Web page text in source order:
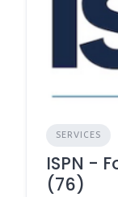
SERVICES
ISPN -
(76)